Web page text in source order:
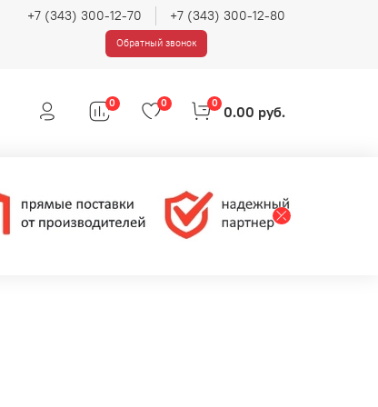
+7 (343) 300-12-70 +7 (343) 300-12-80
Обратный звонок
0 0 0 0.00 руб.